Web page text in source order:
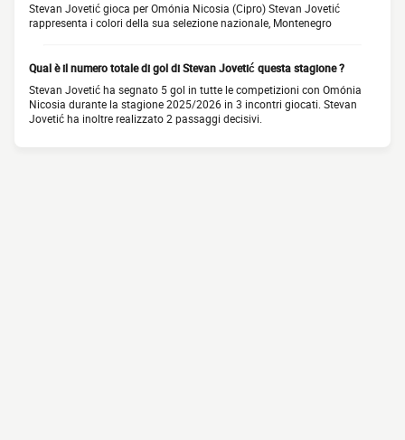
Stevan Jovetić gioca per Omónia Nicosia (Cipro) Stevan Jovetić
rappresenta i colori della sua selezione nazionale, Montenegro
Qual è il numero totale di gol di Stevan Jovetić questa stagione ?
Stevan Jovetić ha segnato 5 gol in tutte le competizioni con Omónia
Nicosia durante la stagione 2025/2026 in 3 incontri giocati. Stevan
Jovetić ha inoltre realizzato 2 passaggi decisivi.